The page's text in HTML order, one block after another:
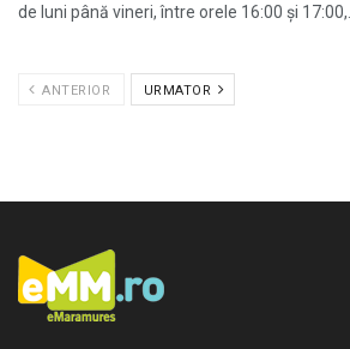
de luni până vineri, între orele 16:00 și 17:00,...
ANTERIOR URMATOR